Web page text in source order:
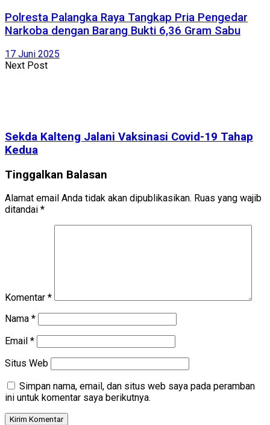
Polresta Palangka Raya Tangkap Pria Pengedar
Narkoba dengan Barang Bukti 6,36 Gram Sabu
17 Juni 2025
Next Post
Sekda Kalteng Jalani Vaksinasi Covid-19 Tahap
Kedua
Tinggalkan Balasan
Alamat email Anda tidak akan dipublikasikan. Ruas yang wajib
ditandai *
Komentar *
Nama *
Email *
Situs Web
Simpan nama, email, dan situs web saya pada peramban
ini untuk komentar saya berikutnya.